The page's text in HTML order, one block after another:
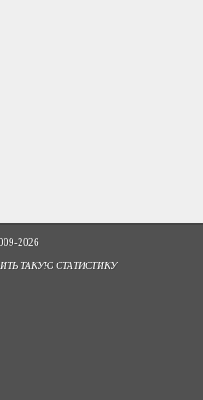
2026
ТАКУЮ СТАТИСТИКУ